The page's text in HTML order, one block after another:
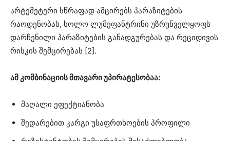
არტემეტერი სწრაფად ამცირებს პარაზიტების
რაოდენობას, ხოლო ლუმეფანტრინი უზრუნველყოფს
დარჩენილი პარაზიტების განადგურებას და რეციდივის
რისკის შემცირებას [2].
ამ კომბინაციის მთავარი უპირატესობაა:
მაღალი ეფექტიანობა
შედარებით კარგი უსაფრთხოების პროფილი